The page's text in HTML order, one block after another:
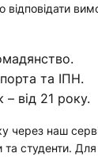
відповідати
та ІПН.
– від 21 року.
через наш
та студенти.